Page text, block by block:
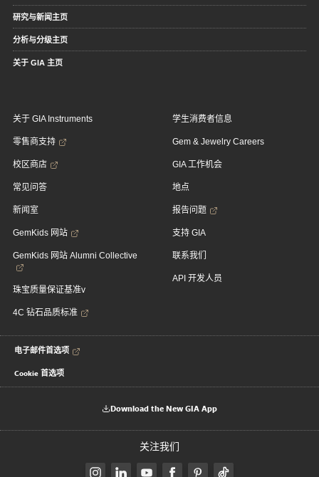
研究与新闻主页
分析与分级主页
关于 GIA 主页
关于 GIA Instruments
零售商支持
校区商店
常见问答
新闻室
GemKids 网站
GemKids 网站 Alumni Collective
珠宝质量保证基准v
4C 钻石品质标准
学生消费者信息
Gem & Jewelry Careers
GIA 工作机会
地点
报告问题
支持 GIA
联系我们
API 开发人员
电子邮件首选项
Cookie 首选项
Download the New GIA App
关注我们